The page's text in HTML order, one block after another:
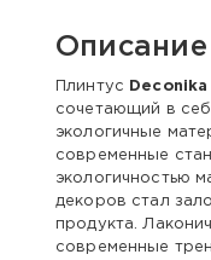
Описание
Плинтус Deconika
сочетающий в
экологичные
современные
экологичностью
декоров стал
продукта.
современные